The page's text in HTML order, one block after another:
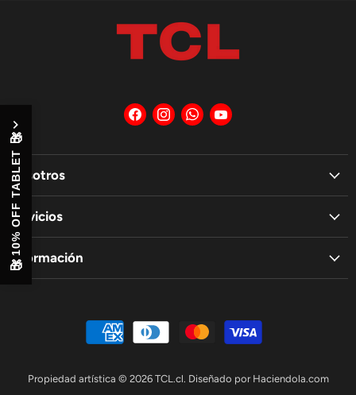
Encuéntrenos
en
Encuéntrenos
en
Encuéntrenos
en
Encuéntrenos
en
Nosotros
Servicios
Información
Propiedad artística © 2026 TCL.cl. Diseñado por Haciendola.com
🎁
10% OFF TABLET
🎁